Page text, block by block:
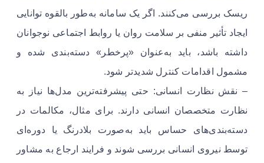
ریسک بررسی می‌کنند. اگر یک سامانه به‌طور بالقوه توانایی
ایجاد تأثیر منفی بر سلامت روان یا روابط اجتماعی نوجوانان
داشته باشد، باید به‌عنوان «پرخطر» دسته‌بندی شده و
مشمول اقدامات کنترل شدیدتر شود.
– نقش نظارت انسانی: حتی پیشرفته‌ترین مدل‌ها نیاز به
نظارت متخصصان انسانی دارند. برای مثال، مکالمات در
دسته‌بندی‌های حساس باید به‌صورت بلادرنگ یا دوره‌ای
توسط نیروی انسانی بررسی شوند و فرایند ارجاع به مشاور